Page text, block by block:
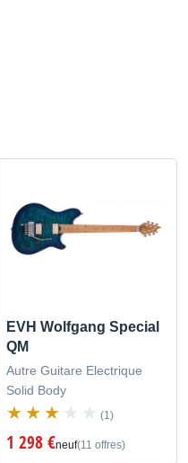
EVH Wolfgang Special
QM
Autre Guitare Electrique
Solid Body
(1)
1 298 €neuf(11 offres)